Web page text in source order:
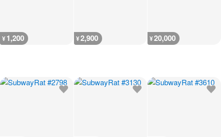
¥1,200 ¥2,900 ¥20,000